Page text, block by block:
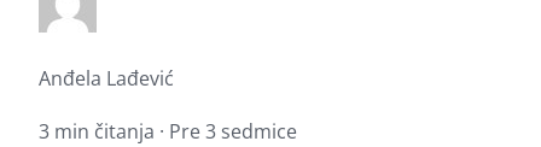
Anđela Lađević
3 min čitanja · Pre 3 sedmice